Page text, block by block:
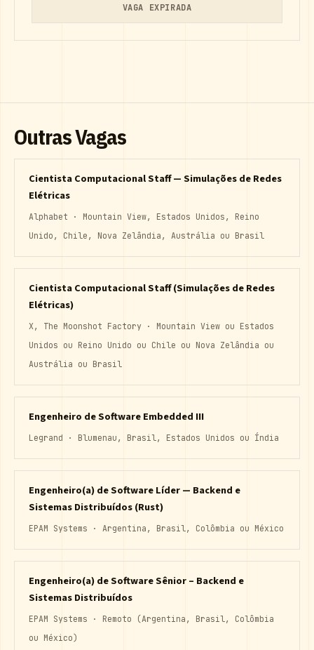
VAGA EXPIRADA
Outras Vagas
Cientista Computacional Staff — Simulações de Redes
Elétricas
Alphabet · Mountain View, Estados Unidos, Reino
Unido, Chile, Nova Zelândia, Austrália ou Brasil
Cientista Computacional Staff (Simulações de Redes
Elétricas)
X, The Moonshot Factory · Mountain View ou Estados
Unidos ou Reino Unido ou Chile ou Nova Zelândia ou
Austrália ou Brasil
Engenheiro de Software Embedded III
Legrand · Blumenau, Brasil, Estados Unidos ou Índia
Engenheiro(a) de Software Líder — Backend e
Sistemas Distribuídos (Rust)
EPAM Systems · Argentina, Brasil, Colômbia ou México
Engenheiro(a) de Software Sênior – Backend e
Sistemas Distribuídos
EPAM Systems · Remoto (Argentina, Brasil, Colômbia
ou México)